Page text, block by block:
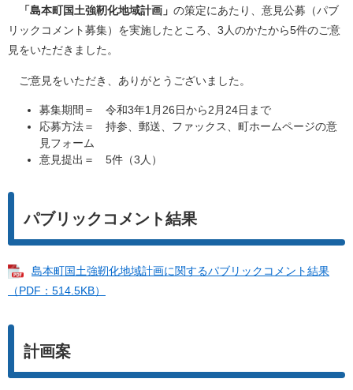
「島本町国土強靭化地域計画」 の策定にあたり、意見公募（パブ
リックコメント募集）を実施したところ、3人のかたから5件のご意
見をいただきました。
ご意見をいただき、ありがとうございました。
募集期間＝ 令和3年1月26日から2月24日まで
応募方法＝ 持参、郵送、ファックス、町ホームページの意
見フォーム
意見提出＝ 5件（3人）
パブリックコメント結果
島本町国土強靭化地域計画に関するパブリックコメント結果
（PDF：514.5KB）
計画案